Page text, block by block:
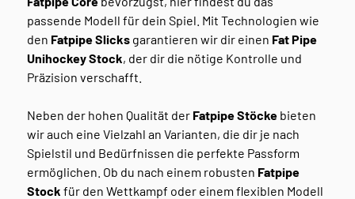
passende Modell für dein Spiel. Mit Technologien wie
den Fatpipe Slicks garantieren wir dir einen Fat Pipe
Unihockey Stock, der dir die nötige Kontrolle und
Präzision verschafft.
Neben der hohen Qualität der Fatpipe Stöcke bieten
wir auch eine Vielzahl an Varianten, die dir je nach
Spielstil und Bedürfnissen die perfekte Passform
ermöglichen. Ob du nach einem robusten Fatpipe
Stock für den Wettkampf oder einem flexiblen Modell